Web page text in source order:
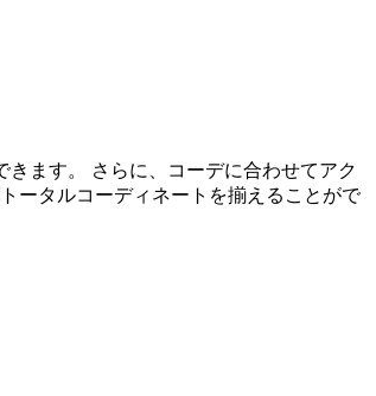
ます。 さらに、コーデに合わせてアク
ータルコーディネートを揃えることがで